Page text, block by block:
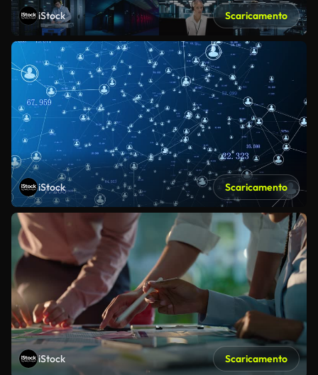
iStock Scaricamento
iStock Scaricamento
iStock Scaricamento